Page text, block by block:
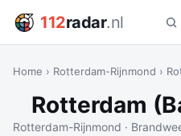
112radar.nl
Home › Rotterdam-Rijnmond ›
Rotterdam
Rotterdam-Rijnmond ·